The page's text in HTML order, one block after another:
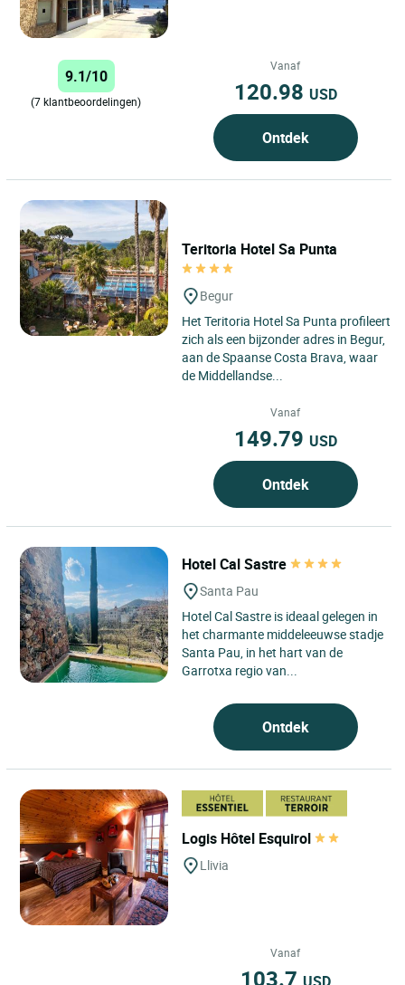
9.1/10
(7 klantbeoordelingen)
Vanaf
120.98 USD
Ontdek
Teritoria Hotel Sa Punta
Begur
Het Teritoria Hotel Sa Punta profileert
zich als een bijzonder adres in Begur,
aan de Spaanse Costa Brava, waar
de Middellandse...
Vanaf
149.79 USD
Ontdek
Hotel Cal Sastre
Santa Pau
Hotel Cal Sastre is ideaal gelegen in
het charmante middeleeuwse stadje
Santa Pau, in het hart van de
Garrotxa regio van...
Ontdek
Logis Hôtel Esquirol
Llivia
Vanaf
103.7